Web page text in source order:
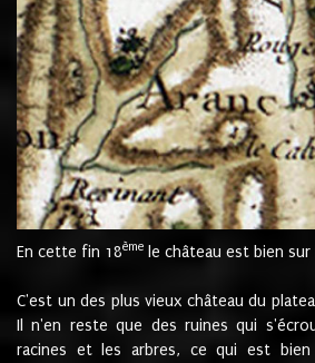
En cette fin 18ème le château est bien sur
C'est un des plus vieux château du
Il n'en reste que des ruines qui
racines et les arbres, ce qui est bien